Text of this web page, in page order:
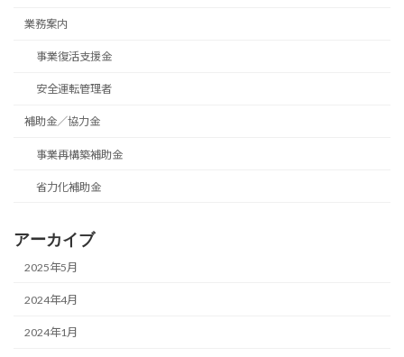
業務案内
事業復活支援金
安全運転管理者
補助金／協力金
事業再構築補助金
省力化補助金
アーカイブ
2025年5月
2024年4月
2024年1月